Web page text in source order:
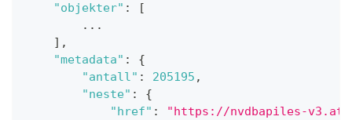
"objekter" :
[
        ...
] ,
"metadata" :
{
"antall" : 205195 ,
"neste" :
{
"href" :
"https://nvdbapiles-